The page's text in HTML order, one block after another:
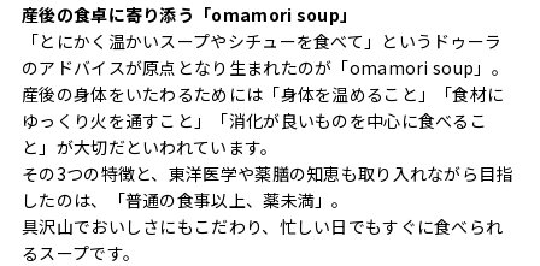
産後の食卓に寄り添う「omamori soup」
「とにかく温かいスープやシチューを食べて」というドゥーラ
のアドバイスが原点となり生まれたのが「omamori soup」。
産後の身体をいたわるためには「身体を温めること」「食材に
ゆっくり火を通すこと」「消化が良いものを中心に食べるこ
と」が大切だといわれています。
その3つの特徴と、東洋医学や薬膳の知恵も取り入れながら目指
したのは、「普通の食事以上、薬未満」。
具沢山でおいしさにもこだわり、忙しい日でもすぐに食べられ
るスープです。